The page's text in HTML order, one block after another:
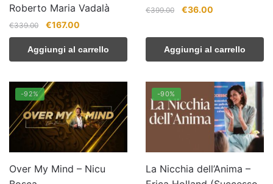
Roberto Maria Vadalà
€339.00
Il
prezzo
originale
era:
€167.00
prezzo
attuale
è:
Aggiungi al carrello
€399.00
Il
originale
era:
€399.00.
€36.00
attuale
è:
€36.00.
Aggiungi al carrello
-92%
Over My Mind – Nicu
-90%
La Nicchia dell’Anima –